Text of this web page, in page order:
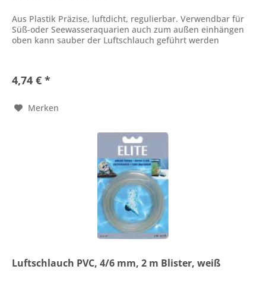
Aus Plastik Präzise, luftdicht, regulierbar. Verwendbar für
Süß-oder Seewasseraquarien auch zum außen einhängen
oben kann sauber der Luftschlauch geführt werden
4,74 € *
Merken
Luftschlauch PVC, 4/6 mm, 2 m Blister, weiß